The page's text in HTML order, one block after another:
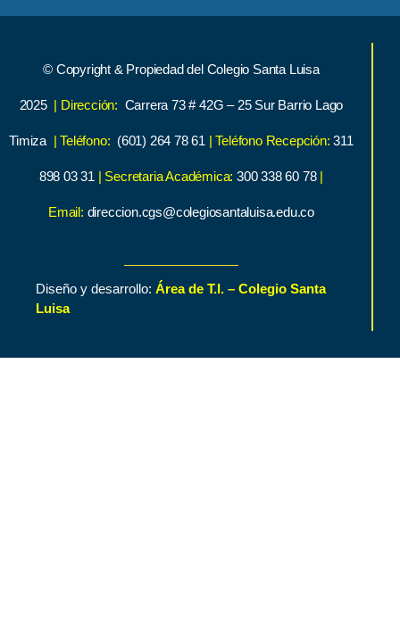
© Copyright & Propiedad del Colegio Santa Luisa
2025 | Dirección: Carrera 73 # 42G – 25 Sur Barrio Lago
Timiza | Teléfono: (601) 264 78 61 | Teléfono Recepción: 311
898 03 31 | Secretaria Académica:300 338 60 78 |
Email: direccion.cgs@colegiosantaluisa.edu.co
Diseño y desarrollo: Área de T.I. – Colegio Santa
Luisa